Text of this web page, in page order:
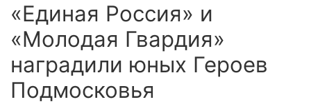
«Единая Россия» и
«Молодая Гвардия»
наградили юных Героев
Подмосковья